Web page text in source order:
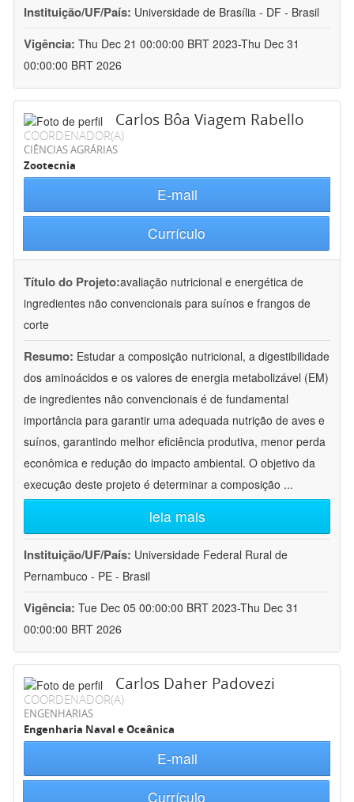
Instituição/UF/País: Universidade de Brasília - DF - Brasil
Vigência: Thu Dec 21 00:00:00 BRT 2023-Thu Dec 31
00:00:00 BRT 2026
Carlos Bôa Viagem Rabello
COORDENADOR(A)
CIÊNCIAS AGRÁRIAS
Zootecnia
E-mail
Currículo
Título do Projeto:avaliação nutricional e energética de
ingredientes não convencionais para suínos e frangos de
corte
Resumo: Estudar a composição nutricional, a digestibilidade
dos aminoácidos e os valores de energia metabolizável (EM)
de ingredientes não convencionais é de fundamental
importância para garantir uma adequada nutrição de aves e
suínos, garantindo melhor eficiência produtiva, menor perda
econômica e redução do impacto ambiental. O objetivo da
execução deste projeto é determinar a composição ...
leia mais
Instituição/UF/País: Universidade Federal Rural de
Pernambuco - PE - Brasil
Vigência: Tue Dec 05 00:00:00 BRT 2023-Thu Dec 31
00:00:00 BRT 2026
Carlos Daher Padovezi
COORDENADOR(A)
ENGENHARIAS
Engenharia Naval e Oceânica
E-mail
Currículo